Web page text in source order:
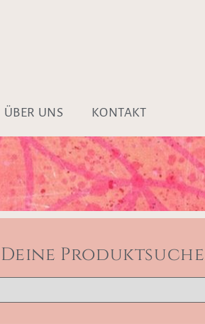
ÜBER UNS KONTAKT